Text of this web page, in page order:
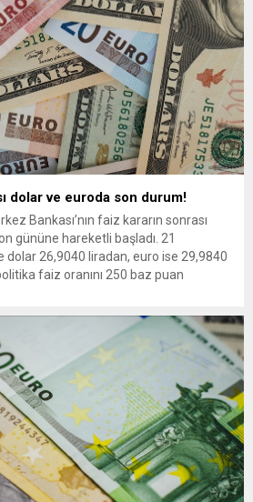
dolar ve euroda son durum!
Bankası’nın faiz kararın sonrası
gününe hareketli başladı. 21
26,9040 liradan, euro ise 29,9840
faiz oranını 250 baz puan